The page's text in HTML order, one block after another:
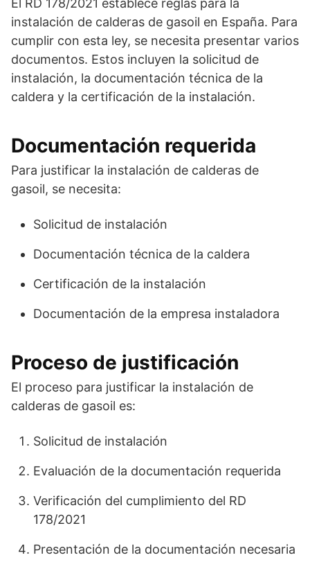
El RD 178/2021 establece reglas para la
instalación de calderas de gasoil en España. Para
cumplir con esta ley, se necesita presentar varios
documentos. Estos incluyen la solicitud de
instalación, la documentación técnica de la
caldera y la certificación de la instalación.
Documentación requerida
Para justificar la instalación de calderas de
gasoil, se necesita:
Solicitud de instalación
Documentación técnica de la caldera
Certificación de la instalación
Documentación de la empresa instaladora
Proceso de justificación
El proceso para justificar la instalación de
calderas de gasoil es:
Solicitud de instalación
Evaluación de la documentación requerida
Verificación del cumplimiento del RD
178/2021
Presentación de la documentación necesaria